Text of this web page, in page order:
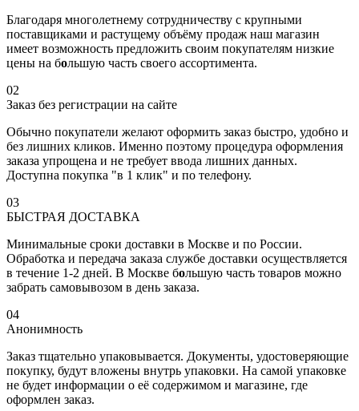
Благодаря многолетнему сотрудничеству с крупными
поставщиками и растущему объёму продаж наш магазин
имеет возможность предложить своим покупателям низкие
цены на большую часть своего ассортимента.
02
Заказ без регистрации на сайте
Обычно покупатели желают оформить заказ быстро, удобно и
без лишних кликов. Именно поэтому процедура оформления
заказа упрощена и не требует ввода лишних данных.
Доступна покупка "в 1 клик" и по телефону.
03
БЫСТРАЯ ДОСТАВКА
Минимальные сроки доставки в Москве и по России.
Обработка и передача заказа службе доставки осуществляется
в течение 1-2 дней. В Москве большую часть товаров можно
забрать самовывозом в день заказа.
04
Анонимность
Заказ тщательно упаковывается. Документы, удостоверяющие
покупку, будут вложены внутрь упаковки. На самой упаковке
не будет информации о её содержимом и магазине, где
оформлен заказ.